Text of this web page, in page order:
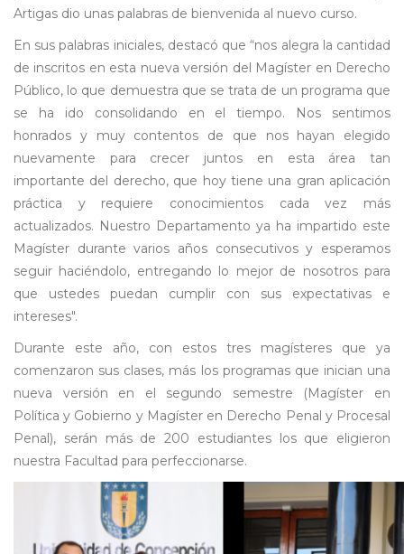
Artigas dio unas palabras de bienvenida al nuevo curso.
En sus palabras iniciales, destacó que “nos alegra la cantidad
de inscritos en esta nueva versión del Magíster en Derecho
Público, lo que demuestra que se trata de un programa que
se ha ido consolidando en el tiempo. Nos sentimos
honrados y muy contentos de que nos hayan elegido
nuevamente para crecer juntos en esta área tan
importante del derecho, que hoy tiene una gran aplicación
práctica y requiere conocimientos cada vez más
actualizados. Nuestro Departamento ya ha impartido este
Magíster durante varios años consecutivos y esperamos
seguir haciéndolo, entregando lo mejor de nosotros para
que ustedes puedan cumplir con sus expectativas e
intereses".
Durante este año, con estos tres magísteres que ya
comenzaron sus clases, más los programas que inician una
nueva versión en el segundo semestre (Magíster en
Política y Gobierno y Magíster en Derecho Penal y Procesal
Penal), serán más de 200 estudiantes los que eligieron
nuestra Facultad para perfeccionarse.